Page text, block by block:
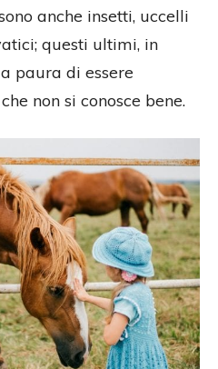
anche insetti, uccelli
questi ultimi, in
paura di essere
non si conosce bene.